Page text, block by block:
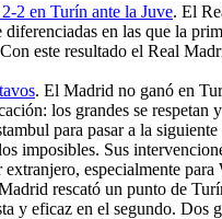
2 en Turín ante la Juve. El
en las que la
este resultado el Real
. El Madrid no ganó en
los grandes se
para pasar a la
imposibles. Sus
extranjero, especialmente
rescató un punto de
y eficaz en el segundo.